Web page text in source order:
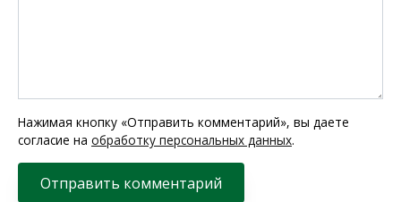
Нажимая кнопку «Отправить комментарий», вы даете
согласие на обработку персональных данных.